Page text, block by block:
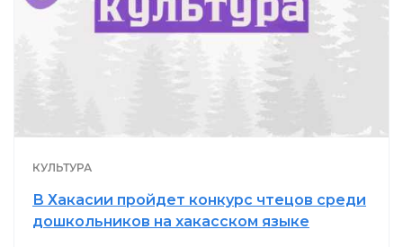
КУЛЬТУРА
В Хакасии пройдет конкурс чтецов среди
дошкольников на хакасском языке